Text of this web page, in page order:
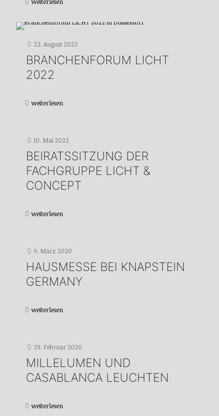
22. August 2022
BRANCHENFORUM LICHT
2022
weiterlesen
10. Mai 2022
BEIRATSSITZUNG DER
FACHGRUPPE LICHT &
CONCEPT
weiterlesen
9. März 2020
HAUSMESSE BEI KNAPSTEIN
GERMANY
weiterlesen
29. Februar 2020
MILLELUMEN UND
CASABLANCA LEUCHTEN
weiterlesen